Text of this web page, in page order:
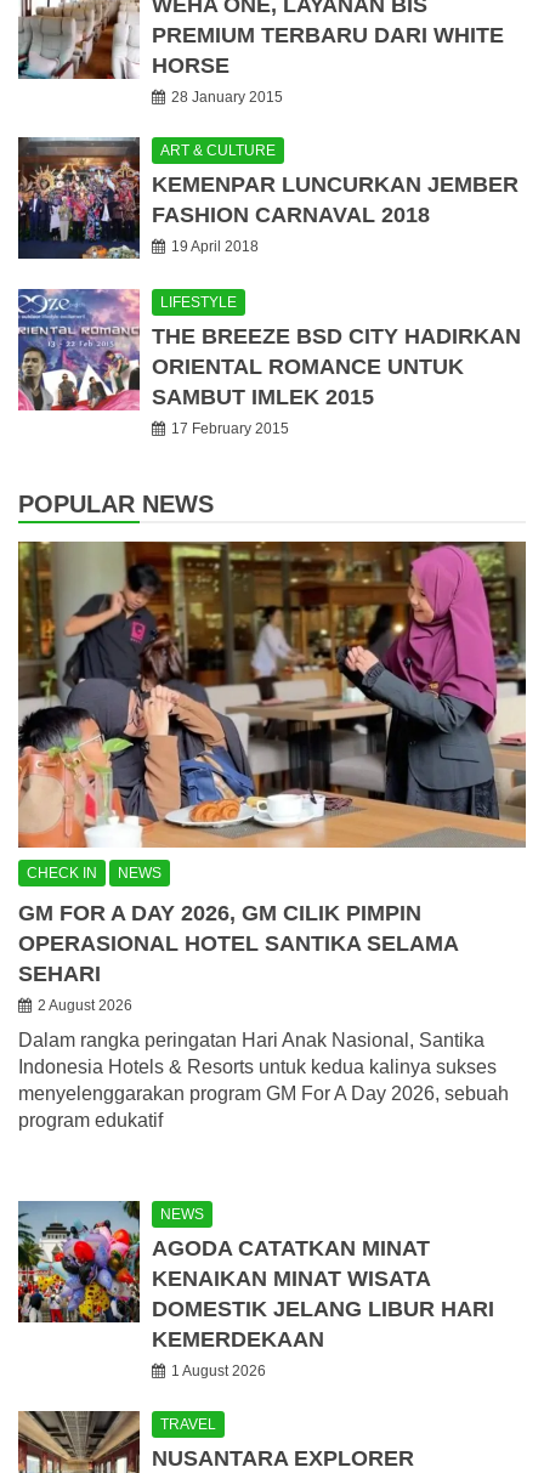
WEHA ONE, LAYANAN BIS
PREMIUM TERBARU DARI WHITE
HORSE
28 January 2015
ART & CULTURE
KEMENPAR LUNCURKAN JEMBER
FASHION CARNAVAL 2018
19 April 2018
LIFESTYLE
THE BREEZE BSD CITY HADIRKAN
ORIENTAL ROMANCE UNTUK
SAMBUT IMLEK 2015
17 February 2015
POPULAR NEWS
CHECK IN NEWS
GM FOR A DAY 2026, GM CILIK PIMPIN
OPERASIONAL HOTEL SANTIKA SELAMA
SEHARI
2 August 2026
Dalam rangka peringatan Hari Anak Nasional, Santika
Indonesia Hotels & Resorts untuk kedua kalinya sukses
menyelenggarakan program GM For A Day 2026, sebuah
program edukatif
NEWS
AGODA CATATKAN MINAT
KENAIKAN MINAT WISATA
DOMESTIK JELANG LIBUR HARI
KEMERDEKAAN
1 August 2026
TRAVEL
NUSANTARA EXPLORER